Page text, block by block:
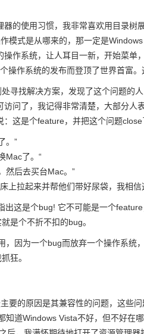
的使用习惯，我非常喜欢用目录
式是从哪来的，那一定是
作系统，让人耳目一新，开始菜
作系统的发布而登顶了世界首富。
寻找解决方案，发现了这个问题的
问了，我记得非常清楚，大部分
这是个feature，并把这个问题close
。”
Mac了。“
然后去买台Mac。”
上拉起来并帮他们带好尿袋，我相
出这是个bug! 它不可能是一个
是个不折不扣的bug。
，因为一个bug而放弃一个操作系
狂。
要的原因是其兼容性的问题，这些
道Windows Vista不好，但不好在